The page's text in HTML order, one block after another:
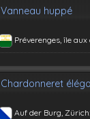
Vanneau huppé
Préverenges, île aux
Chardonneret
Auf der Burg, Zürich: